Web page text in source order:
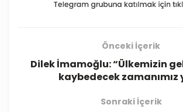
Önceki İçerik
Dilek İmamoğlu: “Ülkemizin
kaybedecek zamanımız
Sonraki İçerik